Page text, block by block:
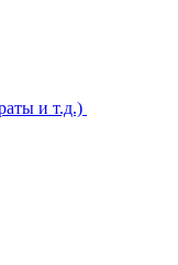
и т.д.)